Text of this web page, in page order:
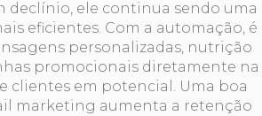
declínio, ele continua sendo uma
eficientes. Com a automação, é
personalizadas, nutrição
promocionais diretamente na
clientes em potencial. Uma boa
marketing aumenta a retenção